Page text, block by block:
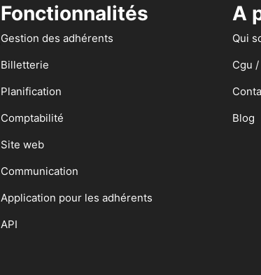
Fonctionnalités
Gestion des adhérents
Billetterie
Planification
Comptabilité
Site web
Communication
Application pour les adhérents
API
A
Qui
Cgu
Blog